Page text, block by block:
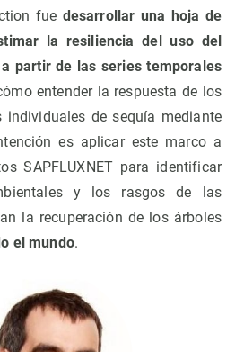
fue desarrollar una hoja de
la resiliencia del uso del
partir de las series temporales
entender la respuesta de los
individuales de sequía mediante
es aplicar este marco a
SAPFLUXNET para identificar
y los rasgos de las
la recuperación de los árboles
el mundo.